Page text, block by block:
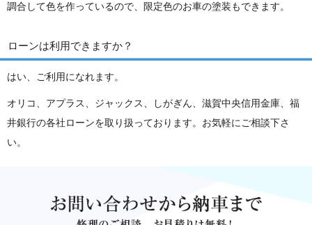
調合して色を作っているので、限定色のお車の塗装もできます。
ローンは利用できますか？
はい、ご利用になれます。
オリコ、アプラス、ジャックス、しがぎん、滋賀中央信用金庫、福
井銀行の各社ローンを取り扱っております。お気軽にご相談下さ
い。